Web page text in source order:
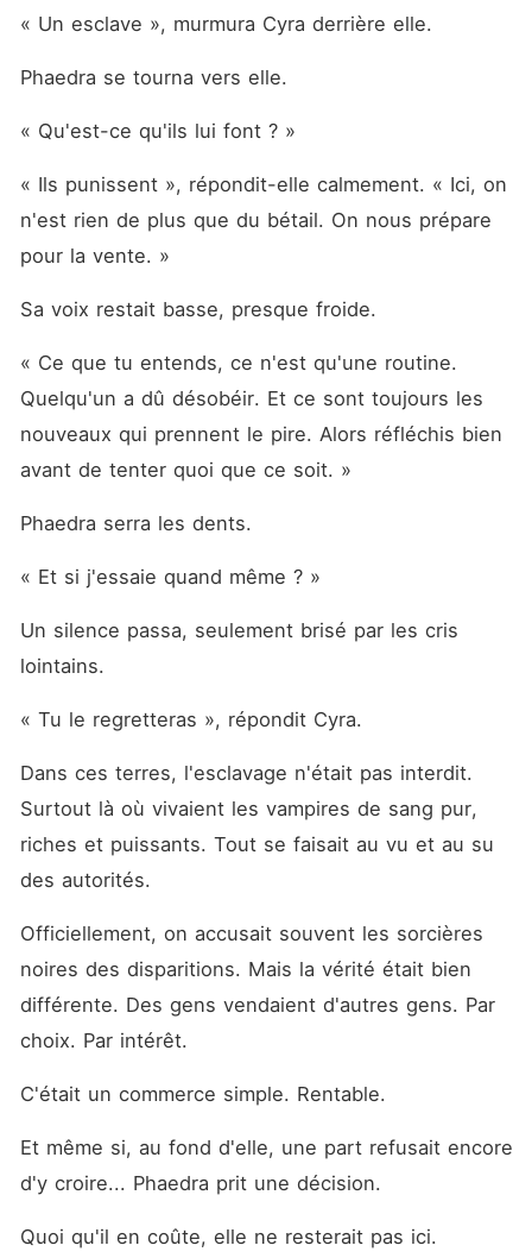
« Un esclave », murmura Cyra derrière elle.
Phaedra se tourna vers elle.
« Qu'est-ce qu'ils lui font ? »
« Ils punissent », répondit-elle calmement. « Ici, on
n'est rien de plus que du bétail. On nous prépare
pour la vente. »
Sa voix restait basse, presque froide.
« Ce que tu entends, ce n'est qu'une routine.
Quelqu'un a dû désobéir. Et ce sont toujours les
nouveaux qui prennent le pire. Alors réfléchis bien
avant de tenter quoi que ce soit. »
Phaedra serra les dents.
« Et si j'essaie quand même ? »
Un silence passa, seulement brisé par les cris
lointains.
« Tu le regretteras », répondit Cyra.
Dans ces terres, l'esclavage n'était pas interdit.
Surtout là où vivaient les vampires de sang pur,
riches et puissants. Tout se faisait au vu et au su
des autorités.
Officiellement, on accusait souvent les sorcières
noires des disparitions. Mais la vérité était bien
différente. Des gens vendaient d'autres gens. Par
choix. Par intérêt.
C'était un commerce simple. Rentable.
Et même si, au fond d'elle, une part refusait encore
d'y croire... Phaedra prit une décision.
Quoi qu'il en coûte, elle ne resterait pas ici.